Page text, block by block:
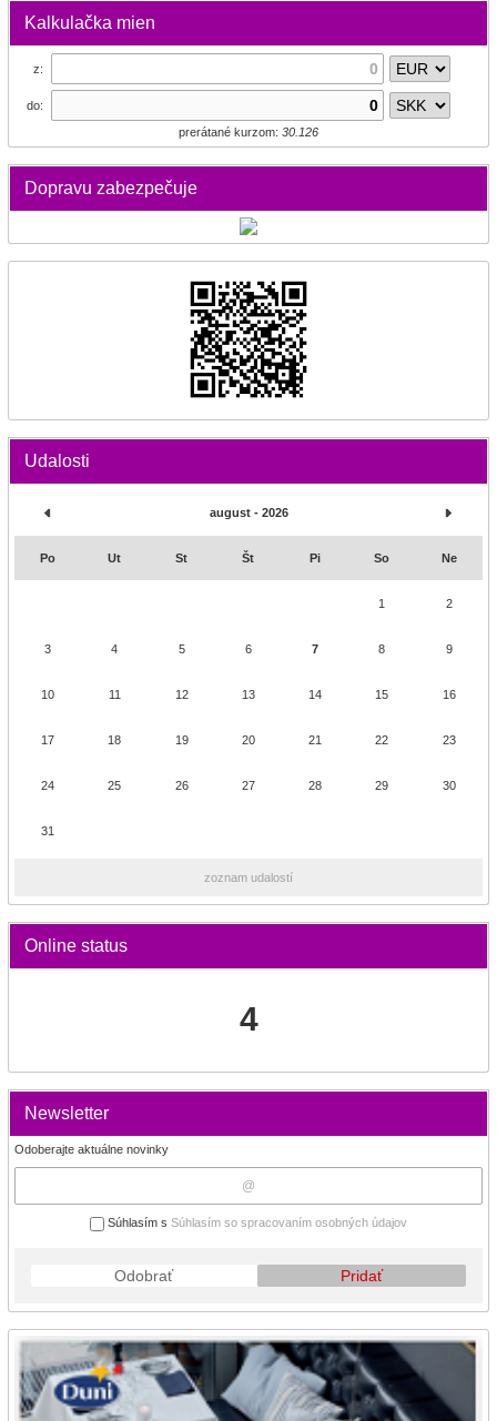
Kalkulačka mien
z:
do:
prerátané kurzom: 30.126
Dopravu zabezpečuje
Udalosti
august - 2026
Po Ut St Št Pi So Ne
1 2
3 4 5 6 7 8 9
10 11 12 13 14 15 16
17 18 19 20 21 22 23
24 25 26 27 28 29 30
31
zoznam udalostí
Online status
4
Newsletter
Odoberajte aktuálne novinky
Súhlasím s Súhlasím so spracovaním osobných údajov
Odobrať Pridať